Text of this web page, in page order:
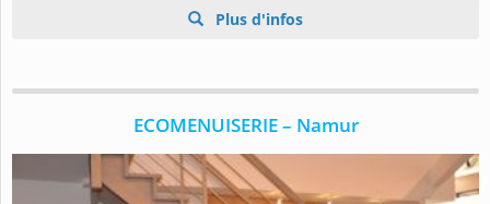
Plus d'infos
ECOMENUISERIE – Namur